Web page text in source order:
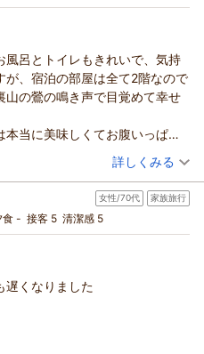
あたり/税込)
風呂とトイレもきれいで、気持
が、宿泊の部屋は全て2階なので
山の鶯の鳴き声で目覚めて幸せ
当に美味しくてお腹いっぱい
きて、私たちの車を見送って
なりました。素敵なお宿です。
（投稿日：2026/06/06）
)
お得に津和野を観光プラン♪
あたり/税込)
詳しくみる
女性/70代 家族旅行
食 - 接客 5 清潔感 5
遅くなりました